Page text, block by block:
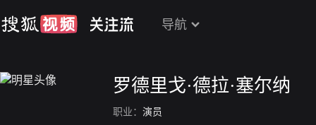
导航
罗德里戈·德拉·塞尔纳
职业： 演员